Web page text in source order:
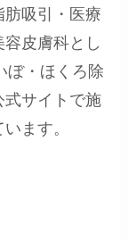
吸引・医療
皮膚科とし
ぼ・ほくろ除
式サイトで施
ます。